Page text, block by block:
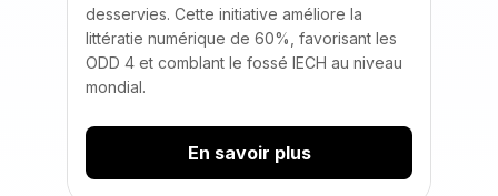
desservies. Cette initiative améliore la
littératie numérique de 60%, favorisant les
ODD 4 et comblant le fossé IECH au niveau
mondial.
En savoir plus